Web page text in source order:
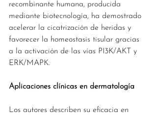
recombinante humana, producida
mediante biotecnología, ha demostrado
acelerar la cicatrización de heridas y
favorecer la homeostasis tisular gracias
a la activación de las vías PI3K/AKT y
ERK/MAPK.
Aplicaciones clínicas en dermatología
Los autores describen su eficacia en